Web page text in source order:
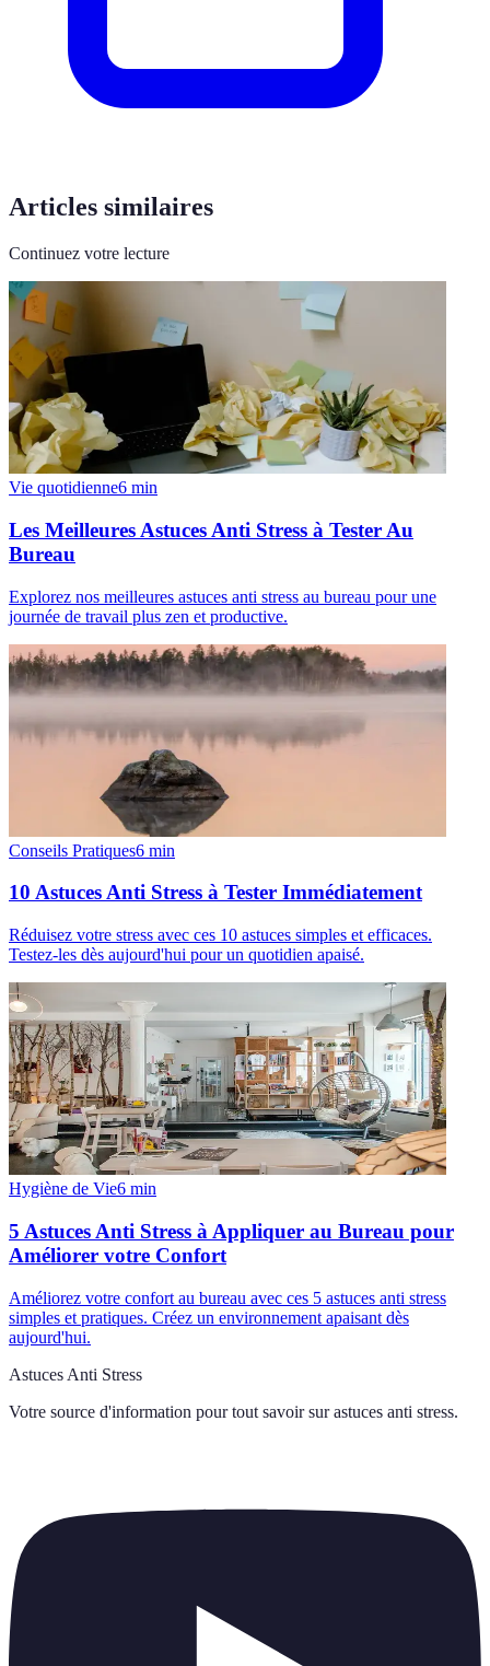
Articles similaires
Continuez votre lecture
Vie quotidienne6 min
Les Meilleures Astuces Anti Stress à Tester Au
Bureau
Explorez nos meilleures astuces anti stress au bureau pour une
journée de travail plus zen et productive.
Conseils Pratiques6 min
10 Astuces Anti Stress à Tester Immédiatement
Réduisez votre stress avec ces 10 astuces simples et efficaces.
Testez-les dès aujourd'hui pour un quotidien apaisé.
Hygiène de Vie6 min
5 Astuces Anti Stress à Appliquer au Bureau pour
Améliorer votre Confort
Améliorez votre confort au bureau avec ces 5 astuces anti stress
simples et pratiques. Créez un environnement apaisant dès
aujourd'hui.
Astuces Anti Stress
Votre source d'information pour tout savoir sur astuces anti stress.